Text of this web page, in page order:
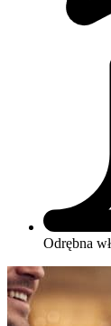
Odrębna